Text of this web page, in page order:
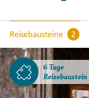
Reisebausteine 2
6 Tage
Reisebaustein